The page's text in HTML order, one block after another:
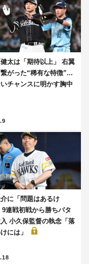
太は「期待以上」 右翼
がった“稀有な特徴”...
チャンスに明かす胸中
に「問題はあるけ
9連戦初戦から勝ちパタ
小久保監督の執念「落
には」